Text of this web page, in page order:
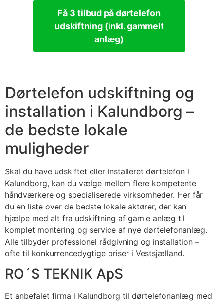
Få 3 tilbud på dørtelefon
udskiftning (inkl. gammelt
anlæg)
Dørtelefon udskiftning og
installation i Kalundborg –
de bedste lokale
muligheder
Skal du have udskiftet eller installeret dørtelefon i
Kalundborg, kan du vælge mellem flere kompetente
håndværkere og specialiserede virksomheder. Her får
du en liste over de bedste lokale aktører, der kan
hjælpe med alt fra udskiftning af gamle anlæg til
komplet montering og service af nye dørtelefonanlæg.
Alle tilbyder professionel rådgivning og installation –
ofte til konkurrencedygtige priser i Vestsjælland.
RO´S TEKNIK ApS
Et anbefalet firma i Kalundborg til dørtelefonanlæg med